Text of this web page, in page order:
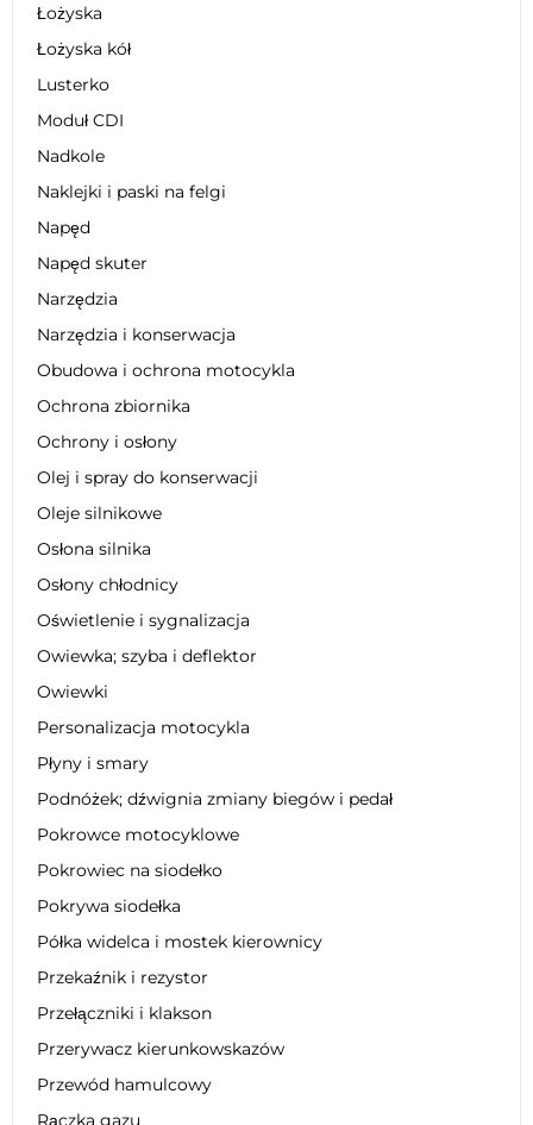
Łożyska
Łożyska kół
Lusterko
Moduł CDI
Nadkole
Naklejki i paski na felgi
Napęd
Napęd skuter
Narzędzia
Narzędzia i konserwacja
Obudowa i ochrona motocykla
Ochrona zbiornika
Ochrony i osłony
Olej i spray do konserwacji
Oleje silnikowe
Osłona silnika
Osłony chłodnicy
Oświetlenie i sygnalizacja
Owiewka; szyba i deflektor
Owiewki
Personalizacja motocykla
Płyny i smary
Podnóżek; dźwignia zmiany biegów i pedał
Pokrowce motocyklowe
Pokrowiec na siodełko
Pokrywa siodełka
Półka widelca i mostek kierownicy
Przekaźnik i rezystor
Przełączniki i klakson
Przerywacz kierunkowskazów
Przewód hamulcowy
Rączka gazu